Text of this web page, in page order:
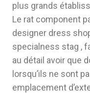
plus grands
Le rat component
designer dress
specialness stag ,
au détail avoir que
lorsqu’ils ne sont
emplacement